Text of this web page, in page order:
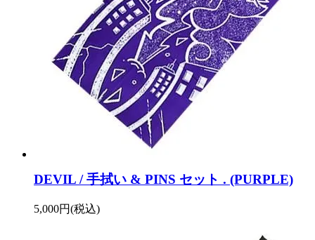
DEVIL / 手拭い & PINS セット . (PURPLE)
5,000円(税込)